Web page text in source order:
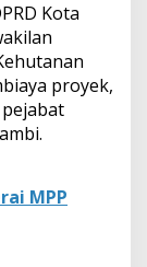
Kota
proyek,
MPP